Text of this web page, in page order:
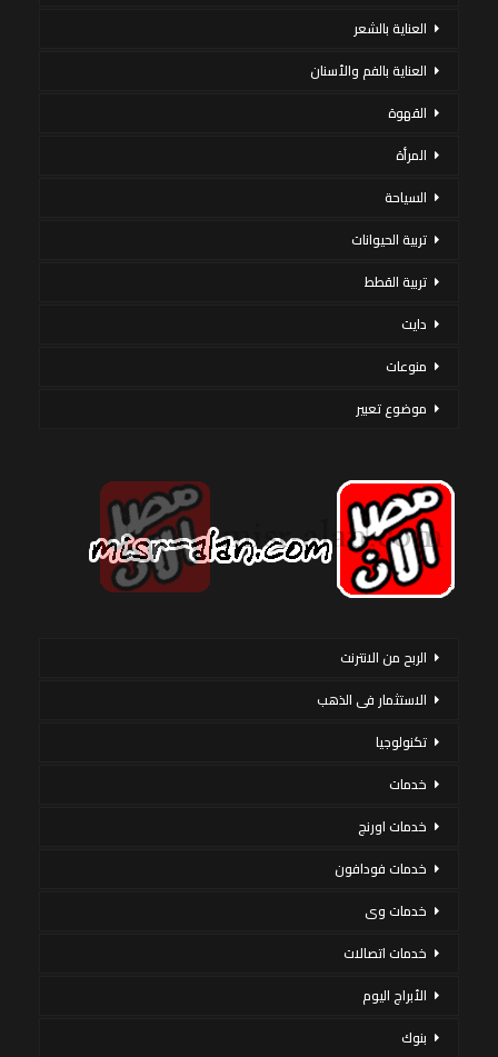
العناية بالشعر
العناية بالفم والأسنان
القهوة
المرأة
السياحة
تربية الحيوانات
تربية القطط
دايت
منوعات
موضوع تعبير
الربح من الانترنت
الاستثمار فى الذهب
تكنولوجيا
خدمات
خدمات اورنج
خدمات فودافون
خدمات وى
خدمات اتصالات
الأبراج اليوم
بنوك